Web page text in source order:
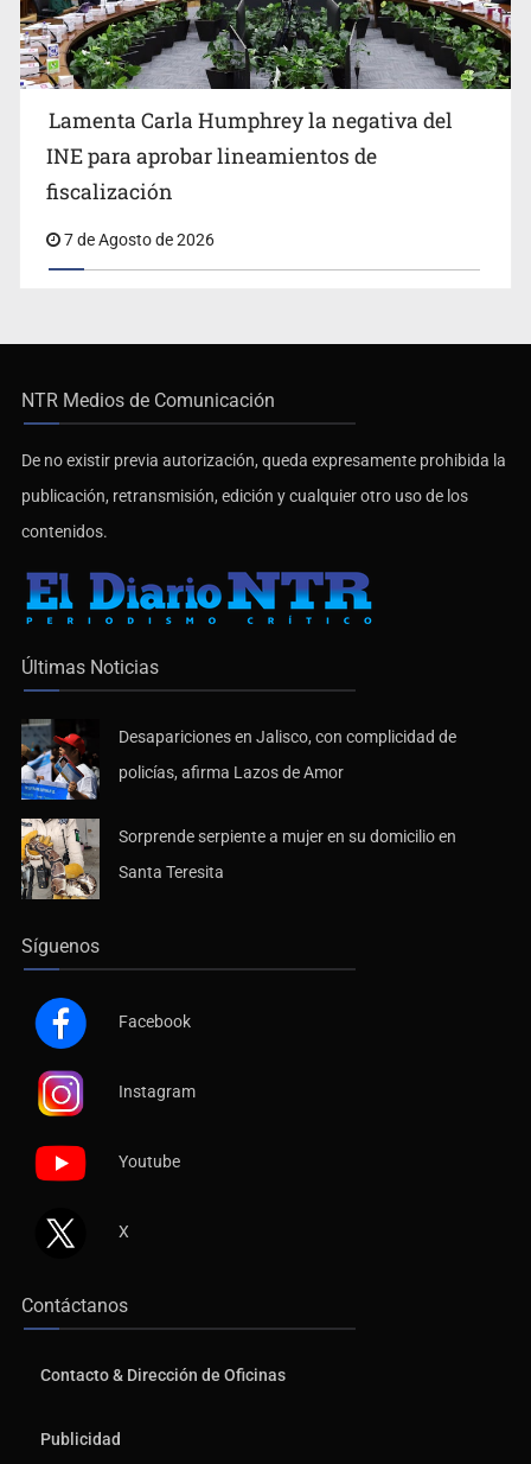
Lamenta Carla Humphrey la negativa del
INE para aprobar lineamientos de
fiscalización
7 de Agosto de 2026
NTR Medios de Comunicación
De no existir previa autorización, queda expresamente prohibida la
publicación, retransmisión, edición y cualquier otro uso de los
contenidos.
Últimas Noticias
Desapariciones en Jalisco, con complicidad de
policías, afirma Lazos de Amor
Sorprende serpiente a mujer en su domicilio en
Santa Teresita
Síguenos
Facebook
Instagram
Youtube
X
Contáctanos
Contacto & Dirección de Oficinas
Publicidad